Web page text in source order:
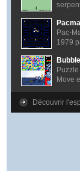
Pac-
1979
Bubble
Move
Découvrir